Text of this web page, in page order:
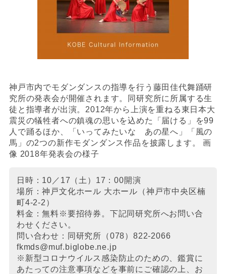
神戸市内でモダンダンスの指導を行う藤田佳代舞踊研
究所の発表会が開催されます。同研究所に所属する生
徒と指導者が出演。2012年から上演を重ねる東日本大
震災の犠牲者への鎮魂の思いを込めた「届ける」を99
人で踊るほか、「いってみたいな あの星へ」「風の
馬」の2つの新作モダンダンス作品を披露します。 画
像 2018年発表会の様子
日時：10／17（土）17：00開演
場所：神戸文化ホール 大ホール（神戸市中央区楠
町4-2-2）
料金：無料※要招待券。下記同研究所へお問い合
わせください。
問い合わせ：同研究所（078）822-2066
fkmds@muf.biglobe.ne.jp
※新型コロナウイルス感染防止のための、鑑賞に
あたっての注意事項などを事前にご確認の上、お